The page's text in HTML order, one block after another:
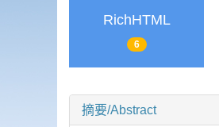
RichHTML
6
摘要/Abstract